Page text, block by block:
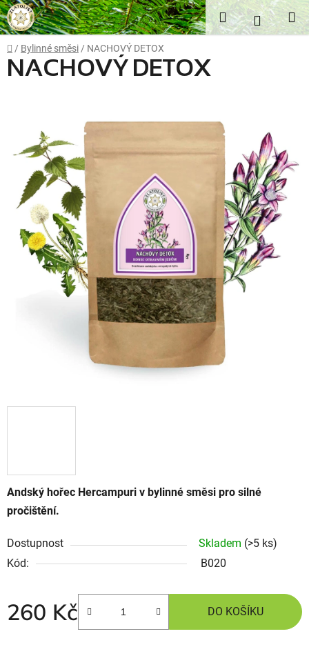
Přejít
na
obsah
Hledat
Domů
/ Bylinné směsi / NACHOVÝ DETOX
Andský hořec Hercampuri v bylinné směsi pro silné
pročištění.
Dostupnost Skladem (>5 ks)
Kód:
B020
260 Kč DO KOŠÍKU
NACHOVÝ DETOX